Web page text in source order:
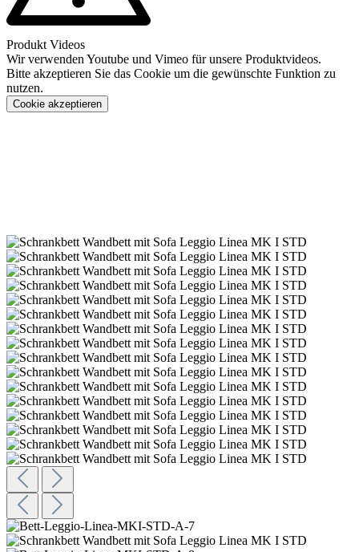
Produkt Videos
Wir verwenden Youtube und Vimeo für unsere Produktvideos.
Bitte akzeptieren Sie das Cookie um die gewünschte Funktion zu
nutzen.
Cookie akzeptieren